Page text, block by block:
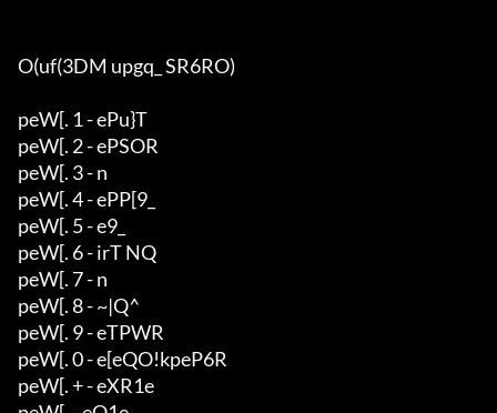
O(uf(3DM upgq_ SR6RO)
peW[. 1 - ePu}T
peW[. 2 - ePSOR
peW[. 3 - n
peW[. 4 - ePP[9_
peW[. 5 - e9_
peW[. 6 - irT NQ
peW[. 7 - n
peW[. 8 - ~|Q^
peW[. 9 - eTPWR
peW[. 0 - e[eQO!kpeP6R
peW[. + - eXR1e